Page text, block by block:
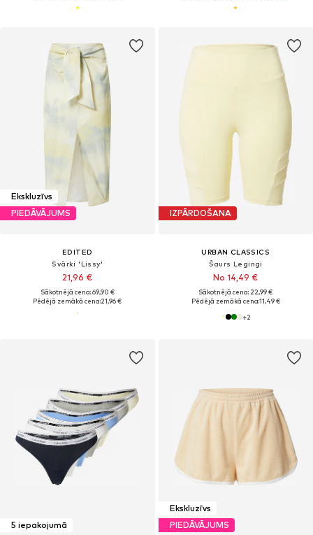
Ekskluzīvs
PIEDĀVĀJUMS
EDITED
Svārki 'Lissy'
21,96 €
Sākotnējā cena: 69,90 €
Pēdējā zemākā cena:21,96 €
IZPĀRDOŠANA
URBAN CLASSICS
Šaurs Legingi
No 14,49 €
Sākotnējā cena: 22,99 €
Pēdējā zemākā cena:11,49 €
+2
5 iepakojumā
Ekskluzīvs
PIEDĀVĀJUMS